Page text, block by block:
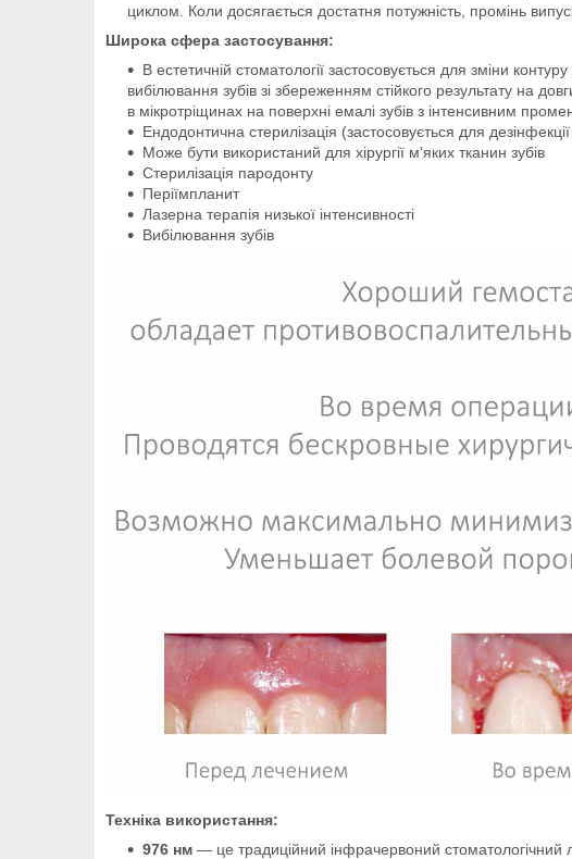
циклом. Коли досягається достатня потужність, промінь
Широка сфера застосування:
В естетичній стоматології застосовується для зміни
вибілювання зубів зі збереженням стійкого результату на
в мікротріщинах на поверхні емалі зубів з інтенсивним
Ендодонтична стерилізація (застосовується для
Може бути використаний для хірургії м'яких тканин зубів
Стерилізація пародонту
Періїмпланит
Лазерна терапія низької інтенсивності
Вибілювання зубів
Техніка використання:
976 нм — це традиційний інфрачервоний стоматологічний